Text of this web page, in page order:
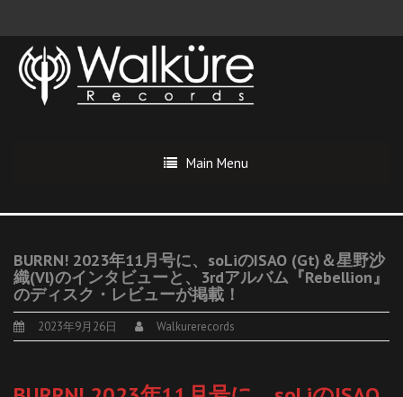
Main Menu
BURRN! 2023年11月号に、soLiのISAO (Gt)＆星野沙
織(Vl)のインタビューと、3rdアルバム『Rebellion』
のディスク・レビューが掲載！
2023年9月26日 Walkurerecords